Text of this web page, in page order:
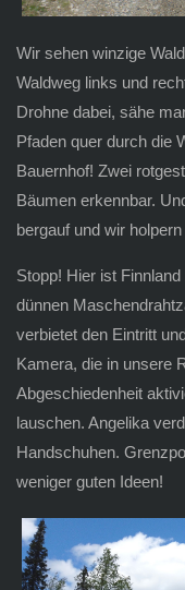
Wir sehen winzige
Waldweg links und
Drohne dabei, sähe
Pfaden quer durch die
Bauernhof! Zwei
Bäumen erkennbar.
bergauf und wir
Stopp! Hier ist
dünnen
verbietet den Eintritt
Kamera, die in unsere
Abgeschiedenheit
lauschen. Angelika
Handschuhen.
weniger guten Ideen!